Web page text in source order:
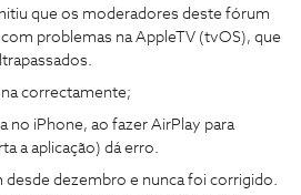
que os moderadores deste fórum
problemas na AppleTV (tvOS), que
correctamente;
no iPhone, ao fazer AirPlay para
a aplicação) dá erro.
desde dezembro e nunca foi corrigido.